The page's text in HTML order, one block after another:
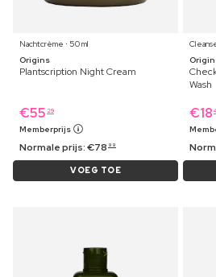
Nachtcrème ⋅ 50 ml
Origins
Plantscription Night Cream
€55 29
Memberprijs
Normale prijs:€78 99
VOEG TOE
Wash
€18